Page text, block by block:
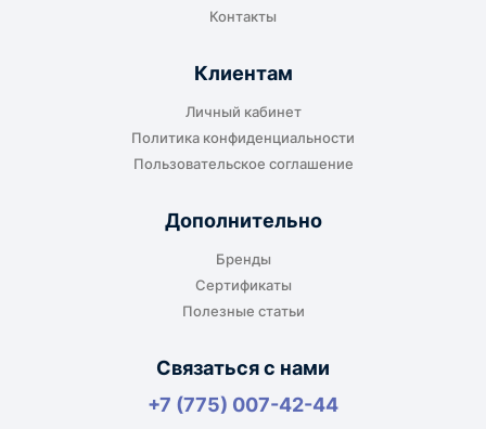
Контакты
Клиентам
Личный кабинет
Политика конфиденциальности
Пользовательское соглашение
Дополнительно
Бренды
Сертификаты
Полезные статьи
Связаться с нами
+7 (775) 007-42-44